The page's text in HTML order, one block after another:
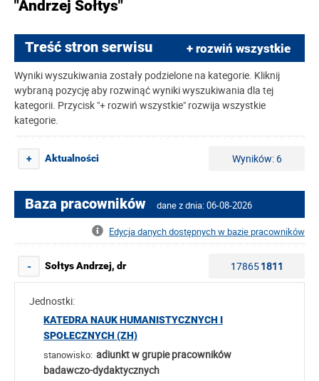
"Andrzej Sołtys"
Treść stron serwisu + rozwiń wszystkie
Wyniki wyszukiwania zostały podzielone na kategorie. Kliknij
wybraną pozycję aby rozwinąć wyniki wyszukiwania dla tej
kategorii. Przycisk "+ rozwiń wszystkie" rozwija wszystkie
kategorie.
+ Aktualności Wyników: 6
Baza pracowników dane z dnia: 06-08-2026
Edycja danych dostępnych w bazie pracowników
- Sołtys Andrzej, dr 178651811
Jednostki:
KATEDRA NAUK HUMANISTYCZNYCH I
SPOŁECZNYCH (ZH)
stanowisko: adiunkt w grupie pracowników
badawczo-dydaktycznych